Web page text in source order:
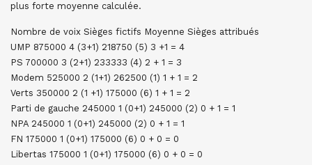
plus forte moyenne calculée.
Nombre de voix Sièges fictifs Moyenne Sièges attribués
UMP 875000 4 (3+1) 218750 (5) 3 +1 = 4
PS 700000 3 (2+1) 233333 (4) 2 + 1 = 3
Modem 525000 2 (1+1) 262500 (1) 1 + 1 = 2
Verts 350000 2 (1 +1) 175000 (6) 1 + 1 = 2
Parti de gauche 245000 1 (0+1) 245000 (2) 0 + 1 = 1
NPA 245000 1 (0+1) 245000 (2) 0 + 1 = 1
FN 175000 1 (0+1) 175000 (6) 0 + 0 = 0
Libertas 175000 1 (0+1) 175000 (6) 0 + 0 = 0